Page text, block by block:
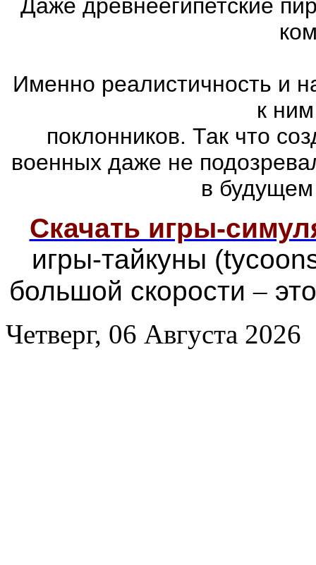
Даже древнеегипетские
Именно реалистичность и
к
поклонников. Так что
военных даже не
в будущем
Скачать игры-
игры-тайкуны
большой скорости–
Четверг, 06 Августа 2026